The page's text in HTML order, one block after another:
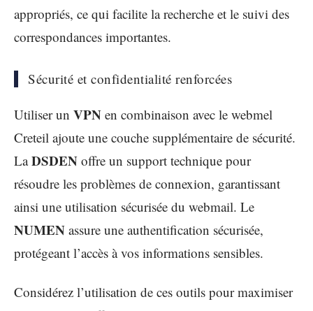
appropriés, ce qui facilite la recherche et le suivi des
correspondances importantes.
Sécurité et confidentialité renforcées
Utiliser un VPN en combinaison avec le webmel
Creteil ajoute une couche supplémentaire de sécurité.
LaDSDEN offre un support technique pour
résoudre les problèmes de connexion, garantissant
ainsi une utilisation sécurisée du webmail. Le
NUMEN assure une authentification sécurisée,
protégeant l’accès à vos informations sensibles.
Considérez l’utilisation de ces outils pour maximiser